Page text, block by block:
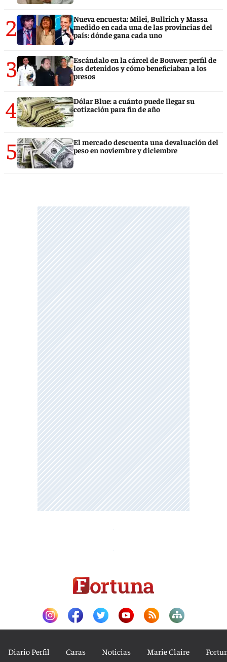
2
Nueva encuesta: Milei, Bullrich y Massa
medido en cada una de las provincias del
país: dónde gana cada uno
3
Escándalo en la cárcel de Bouwer: perfil de
los detenidos y cómo beneficiaban a los
presos
4
Dólar Blue: a cuánto puede llegar su
cotización para fin de año
5
El mercado descuenta una devaluación del
peso en noviembre y diciembre
Diario Perfil Caras Noticias Marie Claire